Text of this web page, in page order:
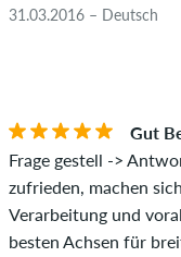
31.03.2016 – Deutsch
Gut
Frage gestell ->
zufrieden, machen
Verarbeitung und
besten Achsen für